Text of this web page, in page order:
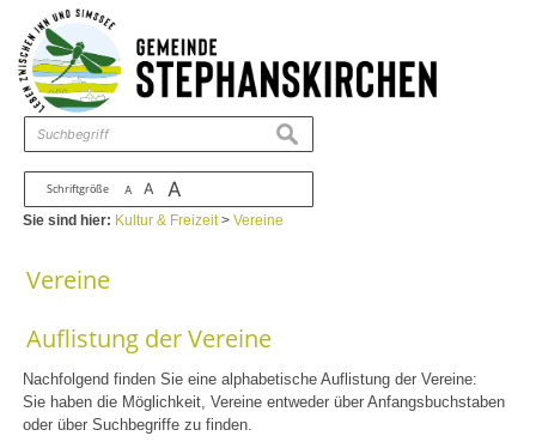
Zum Inhalt ,zur Navigation
Schriftgröße A A A
suchen
Sie sind hier: Kultur & Freizeit>Vereine
Vereine
Auflistung der Vereine
Nachfolgend finden Sie eine alphabetische Auflistung der Vereine:
Sie haben die Möglichkeit, Vereine entweder über Anfangsbuchstaben
oder über Suchbegriffe zu finden.